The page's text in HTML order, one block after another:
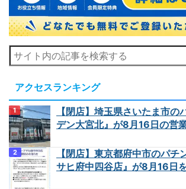
アクセスランキング
【閉店】埼玉県さいたま市の
デン大宮北』が8月16日の営
【閉店】東京都府中市のパチ
サヒ府中四谷店』が8月16日